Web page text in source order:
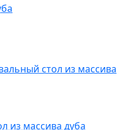
из массива дуба